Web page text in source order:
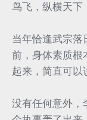
鸟飞，纵横天下
当年恰逢武宗落
前，身体素质根
起来，简直可以
没有任何意外，